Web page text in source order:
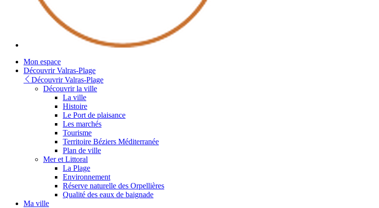
Mon espace
Découvrir Valras-Plage
Découvrir Valras-Plage
Découvrir la ville
La ville
Histoire
Le Port de plaisance
Les marchés
Tourisme
Territoire Béziers Méditerranée
Plan de ville
Mer et Littoral
La Plage
Environnement
Réserve naturelle des Orpellières
Qualité des eaux de baignade
Ma ville